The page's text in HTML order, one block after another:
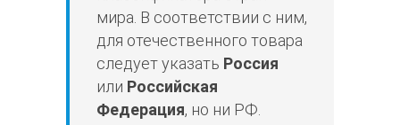
мира. В соответствии с ним,
для отечественного товара
следует указать Россия
или Российская
Федерация, но ни РФ.